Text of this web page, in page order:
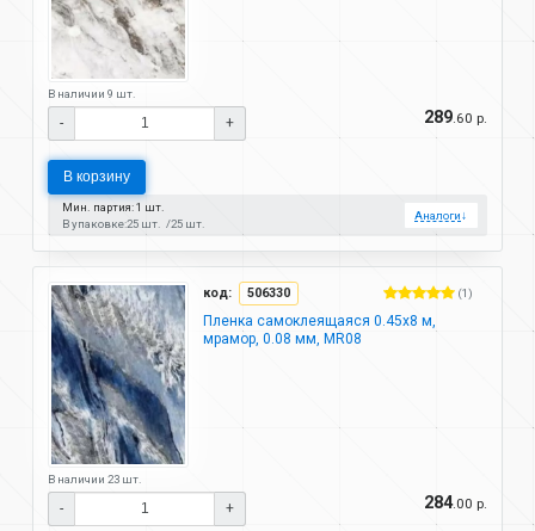
В наличии 9 шт.
- + 289.60 р.
В корзину
Мин. партия: 1 шт.
В упаковке:25 шт. 25 шт.
Аналоги↓
код: 506330 (1)
Пленка самоклеящаяся 0.45х8 м,
мрамор, 0.08 мм, MR08
В наличии 23 шт.
- + 284.00 р.